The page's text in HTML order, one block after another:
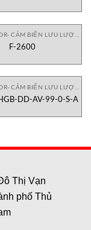
F-2600
DD-AV-99-0-S-A
Thị Vạn
phố Thủ